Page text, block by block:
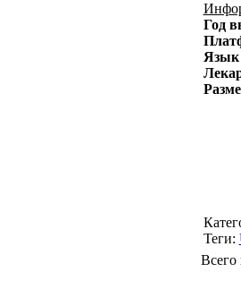
Год
Язык
Теги:
Всего